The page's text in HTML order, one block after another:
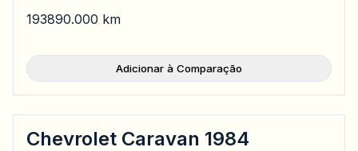
193890.000 km
Adicionar à Comparação
Chevrolet Caravan 1984